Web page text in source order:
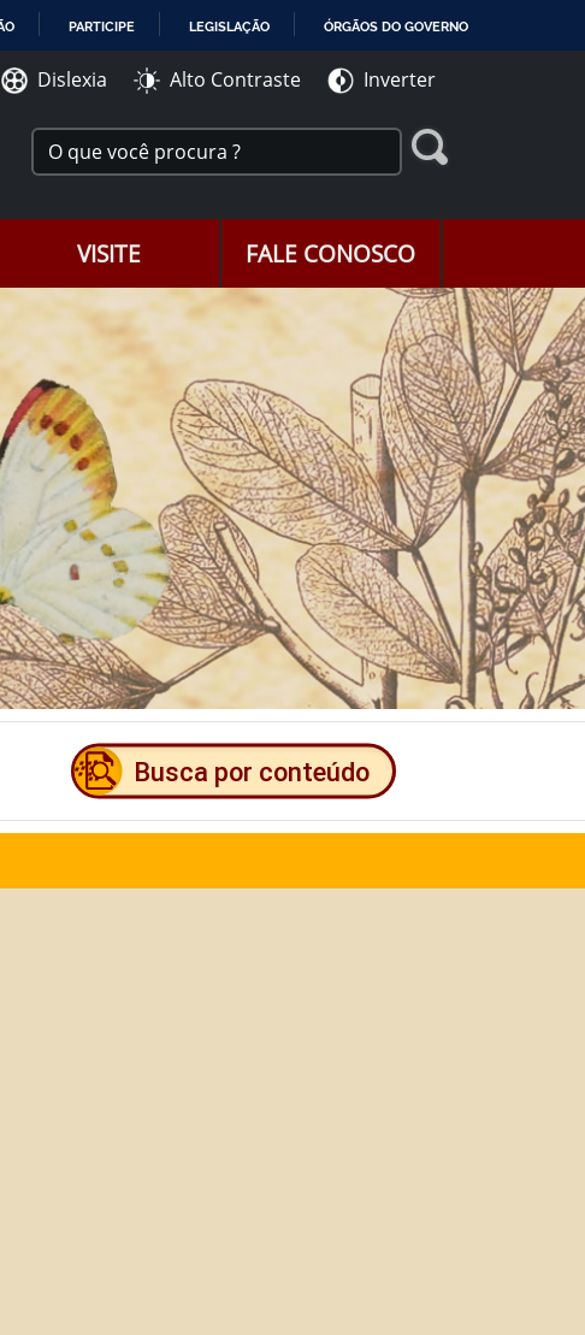
PARTICIPE LEGISLAÇÃO ÓRGÃOS DO GOVERNO
Dislexia Alto Contraste Inverter
VISITE FALE CONOSCO